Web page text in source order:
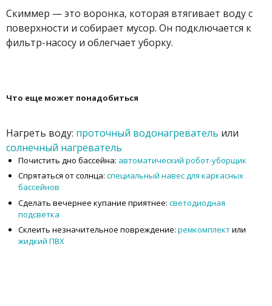
Скиммер — это воронка, которая втягивает воду с
поверхности и собирает мусор. Он подключается к
фильтр-насосу и облегчает уборку.
Что еще может понадобиться
Нагреть воду: проточный водонагреватель или
солнечный нагреватель
Почистить дно бассейна: автоматический робот-уборщик
Спрятаться от солнца: специальный навес для каркасных
бассейнов
Сделать вечернее купание приятнее: светодиодная
подсветка
Склеить незначительное повреждение: ремкомплектили
жидкий ПВХ